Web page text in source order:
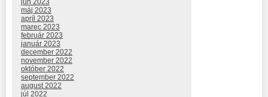
jún 2023
máj 2023
apríl 2023
marec 2023
február 2023
január 2023
december 2022
november 2022
október 2022
september 2022
august 2022
júl 2022